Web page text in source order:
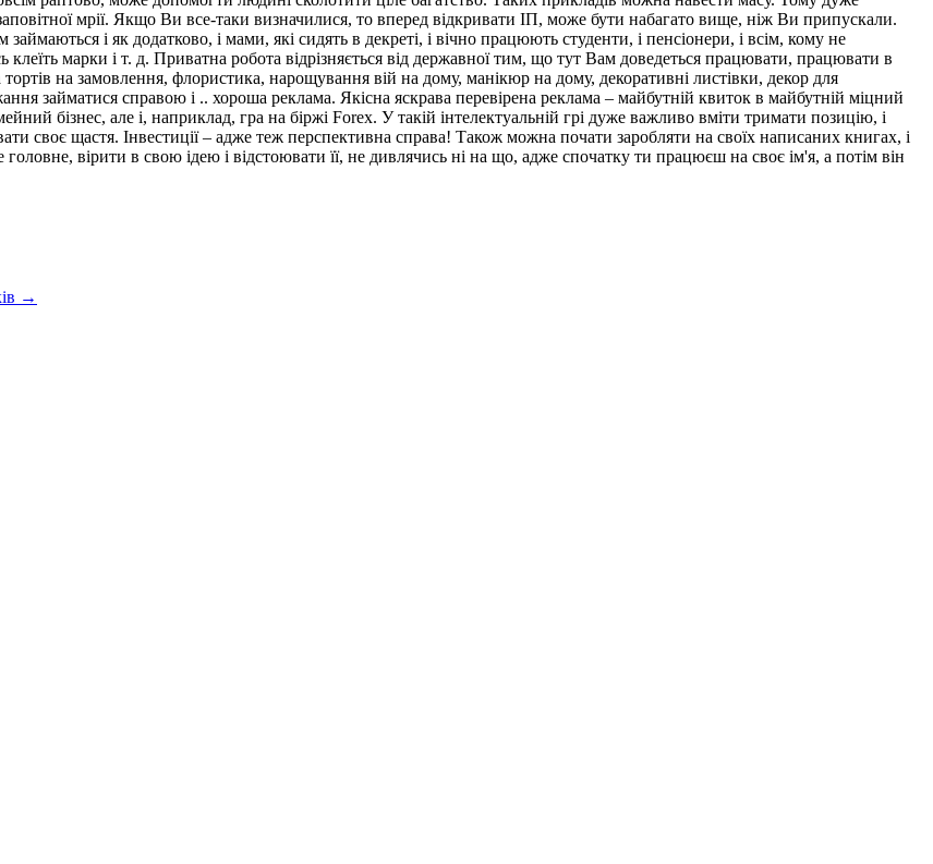
мрії. Якщо Ви все-таки визначилися, то вперед відкривати ІП, може бути набагато вище, ніж Ви припускали.
і як додатково, і мами, які сидять в декреті, і вічно працюють студенти, і пенсіонери, і всім, кому не
клеїть марки і т. д. Приватна робота відрізняється від державної тим, що тут Вам доведеться працювати, працювати в
тортів на замовлення, флористика, нарощування вій на дому, манікюр на дому, декоративні листівки, декор для
займатися справою і .. хороша реклама. Якісна яскрава перевірена реклама – майбутній квиток в майбутній міцний
бізнес, але і, наприклад, гра на біржі Forex. У такій інтелектуальній грі дуже важливо вміти тримати позицію, і
своє щастя. Інвестиції – адже теж перспективна справа! Також можна почати заробляти на своїх написаних книгах, і
вірити в свою ідею і відстоювати її, не дивлячись ні на що, адже спочатку ти працюєш на своє ім'я, а потім він
→